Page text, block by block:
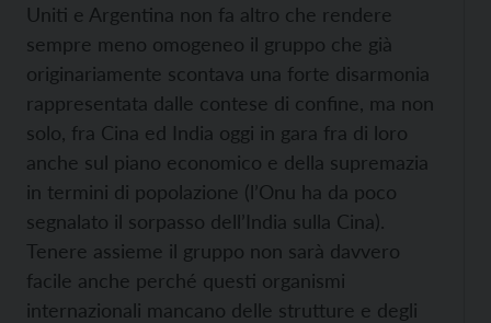
Uniti e Argentina non fa altro che rendere
sempre meno omogeneo il gruppo che già
originariamente scontava una forte disarmonia
rappresentata dalle contese di confine, ma non
solo, fra Cina ed India oggi in gara fra di loro
anche sul piano economico e della supremazia
in termini di popolazione (l’Onu ha da poco
segnalato il sorpasso dell’India sulla Cina).
Tenere assieme il gruppo non sarà davvero
facile anche perché questi organismi
internazionali mancano delle strutture e degli